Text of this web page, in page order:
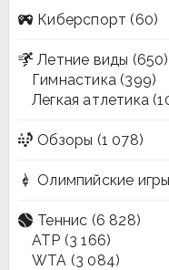
Киберспорт (60)
Летние виды (650)
Гимнастика (399)
Легкая атлетика
Обзоры (1 078)
Олимпийские игры
Теннис (6 828)
ATP (3 166)
WTA (3 084)